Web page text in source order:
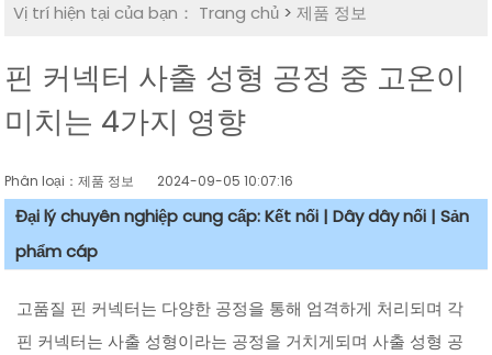
Vị trí hiện tại của bạn： Trang chủ >제품 정보
핀 커넥터 사출 성형 공정 중 고온이
미치는 4가지 영향
Phân loại：제품 정보 2024-09-05 10:07:16
Đại lý chuyên nghiệp cung cấp: Kết nối | Dây dây nối | Sản
phẩm cáp
고품질 핀 커넥터는 다양한 공정을 통해 엄격하게 처리되며 각
핀 커넥터는 사출 성형이라는 공정을 거치게되며 사출 성형 공